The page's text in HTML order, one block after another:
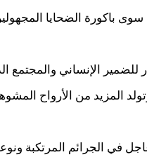
باكورة الضحايا
الإنساني
المزيد من الأرواح
في الجرائم المرتكبة